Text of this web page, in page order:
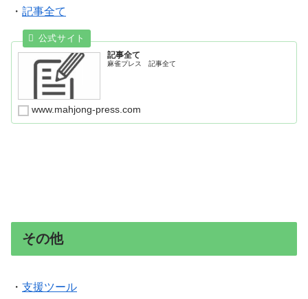
・ 記事全て
記事全て
麻雀プレス 記事全て
www.mahjong-press.com
その他
・ 支援ツール